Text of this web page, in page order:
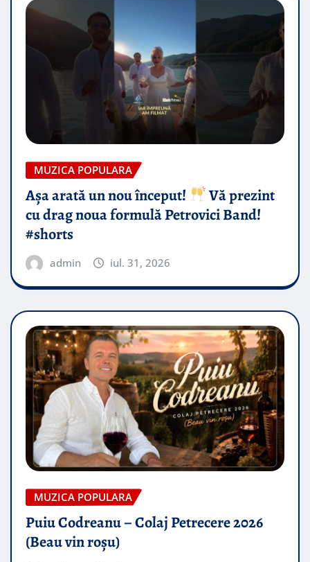
MUZICA POPULARA
Așa arată un nou început!
Vă prezint
cu drag noua formulă Petrovici Band!
#shorts
admin iul. 31, 2026
MUZICA POPULARA
Puiu Codreanu – Colaj Petrecere 2026
(Beau vin roșu)